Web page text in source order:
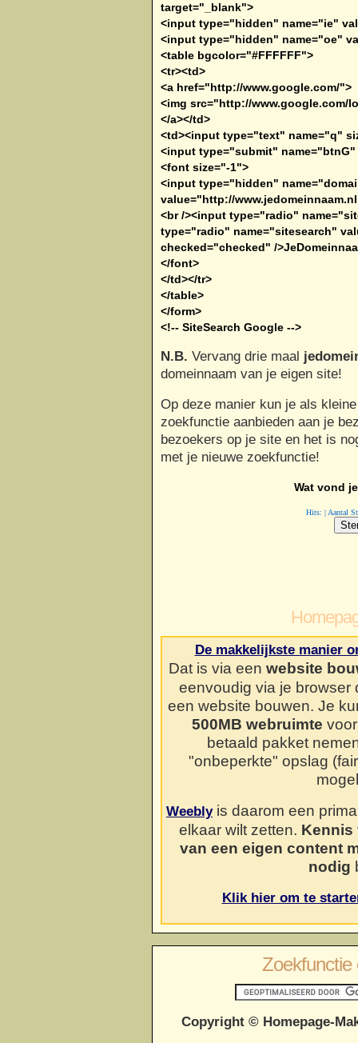
target="_blank">
<input type="hidden" name="ie"
<input type="hidden" name="oe"
<table bgcolor="#FFFFFF">
<tr><td>
<a href="http://www.google.com/">
<img src="http://www.google.com/
</a></td>
<td><input type="text" name="q"
<input type="submit"
<font size="-1">
<input type="hidden"
value="http://
<br /><input type="radio"
type="radio" name="sitesearch"
checked="checked" /
</font>
</td></tr>
</table>
</form>
<!-- SiteSearch Google -->
N.B. Vervang drie maal
domeinnaam van je eigen site!
Op deze manier kun je als
zoekfunctie aanbieden aan je
bezoekers op je site en het is
met je nieuwe zoekfunctie!
Wat vond
Hits: | Aantal
De makkelijkste manier
Dat is via een website
eenvoudig via je
een website bouwen. Je
500MB webruimte
betaald pakket
"onbeperkte" opslag
Weeblyis daarom een
elkaar wilt zetten. Kennis
van een eigen content
nodig
Klik hier om te
Zoekfunctie
Copyright © Homepage-